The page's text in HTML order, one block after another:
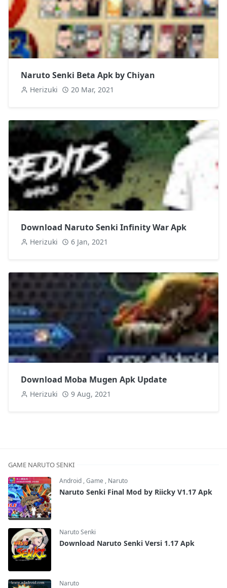
Naruto Senki Beta Apk by Chiyan
Herizuki 20 Mar, 2021
Download Naruto Senki Infinity War Apk
Herizuki 6 Jan, 2021
Download Moba Mugen Apk Update
Herizuki 9 Aug, 2021
GAME NARUTO SENKI
Android ,Game , Naruto
Naruto Senki Final Mod by Riicky V1.17 Apk
Naruto Senki
Download Naruto Senki Versi 1.17 Apk
Naruto